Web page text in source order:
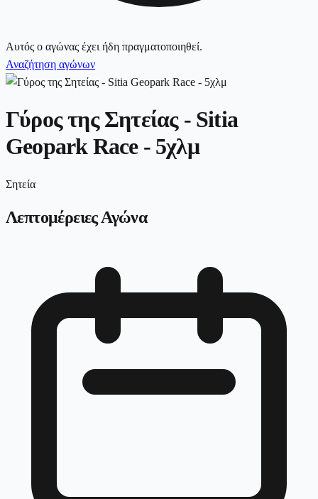
Αυτός ο αγώνας έχει ήδη πραγματοποιηθεί.
Αναζήτηση αγώνων
Γύρος της Σητείας - Sitia
Geopark Race - 5χλμ
Σητεία
Λεπτομέρειες Αγώνα